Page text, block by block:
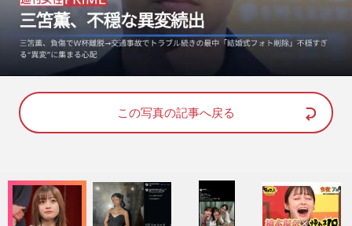
n
u
o
d
d
:
8
この写真の記事へ戻る